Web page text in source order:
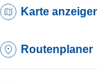
Karte
Routenplaner